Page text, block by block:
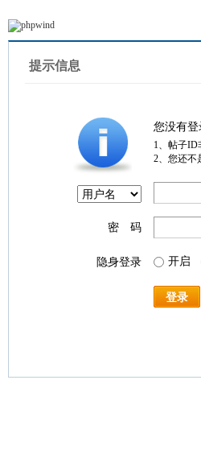
提示信息
您没有
1、帖子ID
2、您还不
密 码
隐身登录 开启
登录